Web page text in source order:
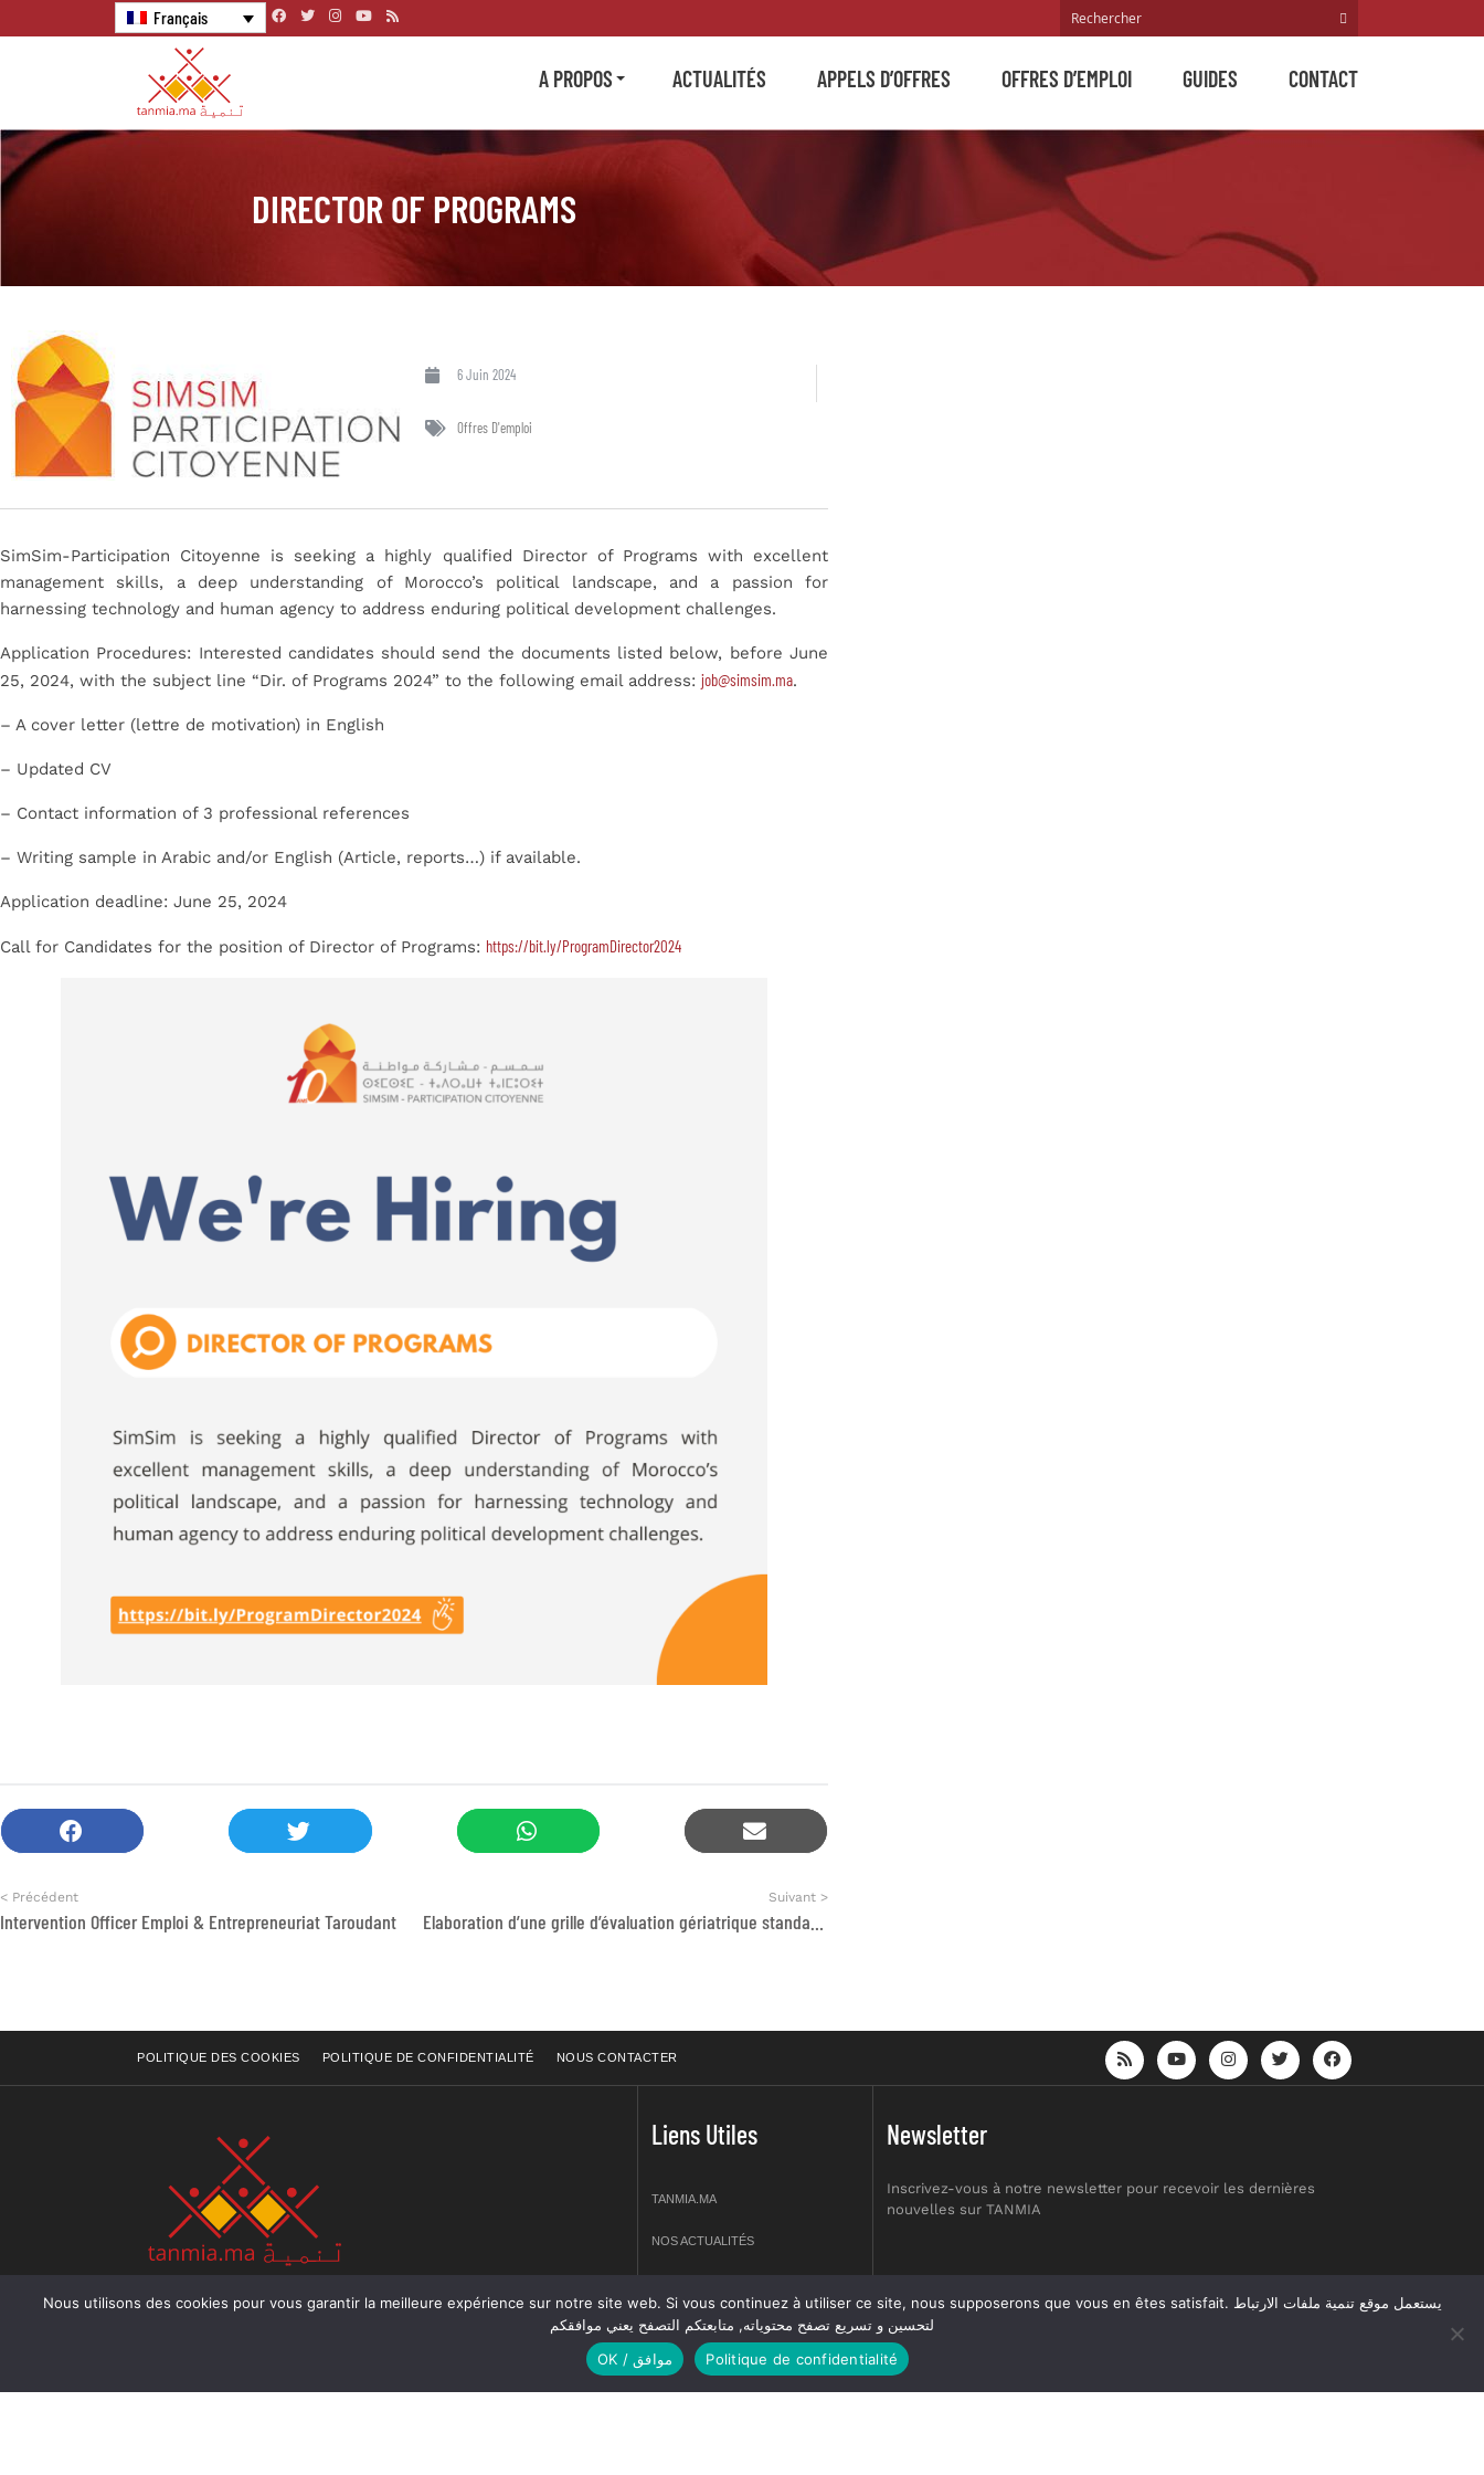
Français
A PROPOS ACTUALITÉS APPELS D’OFFRES OFFRES D’EMPLOI GUIDES CONTACT
DIRECTOR OF PROGRAMS
6 Juin 2024
Offres D'emploi
SimSim-Participation Citoyenne is seeking a highly qualified Director of Programs with excellent
management skills, a deep understanding of Morocco’s political landscape, and a passion for
harnessing technology and human agency to address enduring political development challenges.
Application Procedures: Interested candidates should send the documents listed below, before June
25, 2024, with the subject line “Dir. of Programs 2024” to the following email address: job@simsim.ma.
– A cover letter (lettre de motivation) in English
– Updated CV
– Contact information of 3 professional references
– Writing sample in Arabic and/or English (Article, reports…) if available.
Application deadline: June 25, 2024
Call for Candidates for the position of Director of Programs: https://bit.ly/ProgramDirector2024
< Précédent
Intervention Officer Emploi & Entrepreneuriat Taroudant
Suivant >
Elaboration d’une grille d’évaluation gériatrique standardisée adaptée au contexte marocain
POLITIQUE DES COOKIES POLITIQUE DE CONFIDENTIALITÉ NOUS CONTACTER
Rue Raiss Achour, Résidence Badr A, ler étage, Apprt NO 2,
Liens Utiles
TANMIA.MA
NOS ACTUALITÉS
OFFRES D’EMPLOI
GUIDES
Newsletter
Inscrivez-vous à notre newsletter pour recevoir les dernières
nouvelles sur TANMIA
Nous utilisons des cookies pour vous garantir la meilleure expérience sur notre site web. Si vous continuez à utiliser ce site, nous supposerons que vous en êtes satisfait. يستعمل موقع تنمية ملفات الارتباط
لتحسين و تسريع تصفح محتوياته, متابعتكم التصفح يعني موافقكم
OK / موافق
Politique de confidentialité